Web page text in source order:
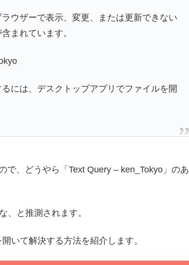
ウザーで表示、変更、または更新できない
まれています。
には、デスクトップアプリでファイルを開
、どうやら「Text Query – ken_Tokyo」のあ
、と推測されます。
いて解決する方法を紹介します。